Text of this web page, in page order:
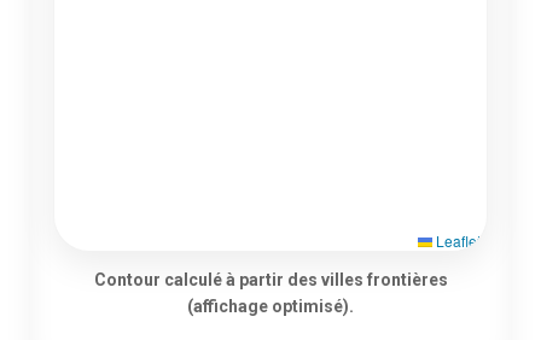
Leaflet
Contour calculé à partir des villes frontières
(affichage optimisé).